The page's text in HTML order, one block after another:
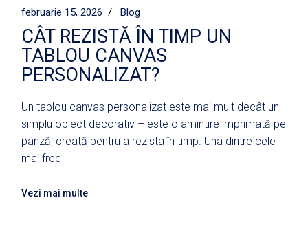
februarie 15, 2026 Blog
CÂT REZISTĂ ÎN TIMP UN
TABLOU CANVAS
PERSONALIZAT?
Un tablou canvas personalizat este mai mult decât un
simplu obiect decorativ – este o amintire imprimată pe
pânză, creată pentru a rezista în timp. Una dintre cele
mai frec
Vezi mai multe